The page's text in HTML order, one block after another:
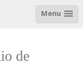
Menu
de